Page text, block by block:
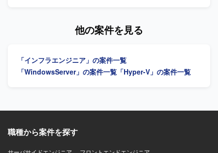
基づく実作業の遂行などを行っていただきます。 【求める
況整理と一次切り分けができ、関係者と円滑にコミュニケ
ーションを取りながら復旧対応を進められる方を歓迎いた
ことができます。手順書作成やベンダー連携などを通じ
す。 【開発環境】 Veeamを用いたバックアップシステムお
よびVMware、Hyper-V等の仮想環境を中心としたインフラ
基盤環境となります。
他の案件を見る
「インフラエンジニア」の案件一覧
「WindowsServer」の案件一覧 「Hyper-V」の案件一覧
職種から案件を探す